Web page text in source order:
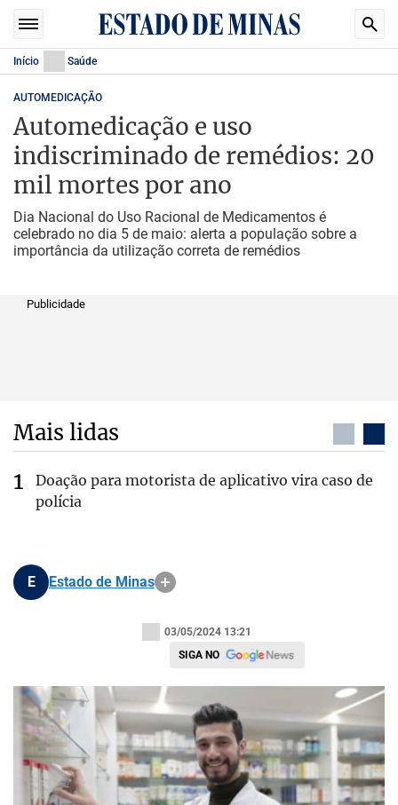
Início Saúde
AUTOMEDICAÇÃO
Automedicação e uso
indiscriminado de remédios: 20
mil mortes por ano
Dia Nacional do Uso Racional de Medicamentos é
celebrado no dia 5 de maio: alerta a população sobre a
importância da utilização correta de remédios
Publicidade
Mais lidas
Doação para motorista de aplicativo vira caso de
polícia
E Estado de Minas
03/05/2024 13:21
SIGA NO